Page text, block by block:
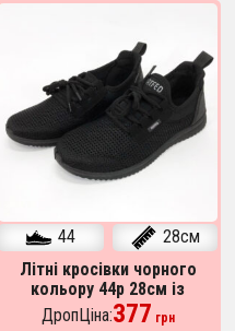
44
28см
Літні кросівки чорного
кольору 44р 28см із
сітчастої тканини
ДропЦіна:377 грн